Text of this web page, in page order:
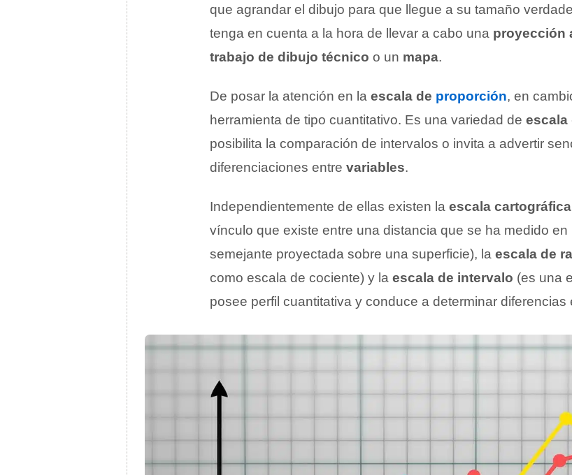
que agrandar el dibujo para que llegue a su tamaño
tenga en cuenta a la hora de llevar a cabo una proyección
trabajo de dibujo técnico o un mapa.
De posar la atención en la escala de proporción, en
herramienta de tipo cuantitativo. Es una variedad de escala
posibilita la comparación de intervalos o invita a advertir
diferenciaciones entre variables.
Independientemente de ellas existen la escala cartográfica
vínculo que existe entre una distancia que se ha medido
semejante proyectada sobre una superficie), la escala de
como escala de cociente) y la escala de intervalo (es una
posee perfil cuantitativa y conduce a determinar diferencias